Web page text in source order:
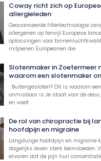
Coway richt zich op
allergieleden
Geavanceerde filtertechnologie
allergenen op terwijl Europese
oplossingen voor
miljoenen Europeanen die
Slotenmaker in Zoetermeer
waarom een slotenmaker
Buitengesloten? Dit is waarom
onmisbaar is Je staat voor de
en voelt
De rol van chiropractie bij
hoofdpijn en migraine
Langdurige hoofdpijn en migraine
dagelijks leven sterk beïnvloeden.
ervaren dat de pijn hun